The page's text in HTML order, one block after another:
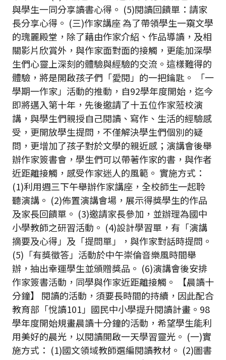
與學生一同分享讀書心得。 (5)閱讀回饋單：請家
長分享心得。 (三)作家講座 為了帶領學生一窺文學
的瑰麗殿堂，除了藉由作家介紹、作品導讀，及相
關影片欣賞外，與作家面對面的接觸，更能加深學
生們心靈上深刻的體驗與經驗的交流。這樣難得的
體驗，將是開啟孩子們「愛閱」的一把鑰匙。 「一
學期一作家」活動的推動，自92學年度開始，迄今
即將邁入第十年，先後邀請了十五位作家蒞校演
講，與學生們親授自己閱讀、寫作、生活的經驗感
受，更開放學生提問，不僅解決學生們個別的疑
問，更增加了孩子對於文學的親近感；演講會後舉
辦作家簽書會，學生們可以帶著作家的書，與作者
近距離接觸，感受作家迷人的風範。 實施方式：
(1)利用週三下午舉辦作家講座，全校師生一起聆
聽演講。 (2)佈置演講會場，展示得獎學生的作品
及家長回饋單。 (3)邀請家長參加，並辦理為國中
小學教師之研習活動。 (4)設計學習單，有「演講
摘要及心得」及「提問單」，與作家對話時提問。
(5)「有獎徵答」活動於中午崇倫音樂風時間舉
辦，抽出幸運學生並頒贈獎品。 (6)演講會後安排
作家簽書活動，同學與作家近距離接觸。 【晨讀十
分鐘】 閱讀的活動，須要長時間的持續，因此配合
教育部「悅讀101」國民中小學提升閱讀計畫。98
學年度開始規畫晨讀十分鐘的活動，希望學生能利
用美好的晨光，以閱讀開啟一天學習靈光。 (一)實
施方式： (1)國文領域教師選編閱讀教材。 (2)圖書